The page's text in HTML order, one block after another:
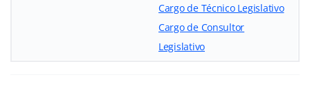
Cargo de Técnico Legislativo
Cargo de Consultor
Legislativo